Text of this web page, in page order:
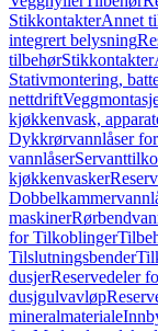
StikkontakterAnnet
integrert belysning
tilbehørStikkontakter
Stativmontering,
nettdrift
kjøkkenvask,
Dykkrørvannlåser
vannlåser
kjøkkenvasker
maskiner
for Tilkoblinger
Tilslutningsbender
dusjerReservedeler
dusjgulvavløp
mineralmateriale